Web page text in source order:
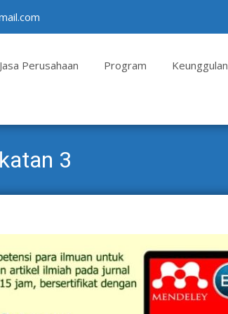
Jasa Perusahaan Program Keunggulan
3